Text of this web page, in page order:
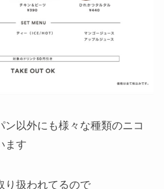
ン以外にも様々な種類のニコ
ます
り扱われてるので